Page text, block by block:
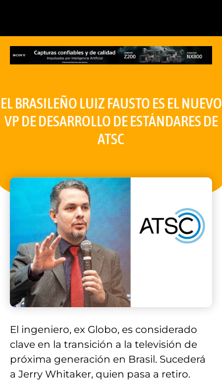
EL BRASILEÑO LUIZ FAUSTO ES EL NUEVO
VP DE DESARROLLO DE ESTÁNDARES DE
ATSC
El ingeniero, ex Globo, es considerado
clave en la transición a la televisión de
próxima generación en Brasil. Sucederá
a Jerry Whitaker, quien pasa a retiro.